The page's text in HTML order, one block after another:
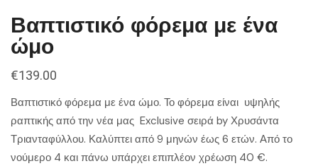
Βαπτιστικό φόρεμα με ένα
ώμο
€139.00
Βαπτιστικό φόρεμα με ένα ώμο. Το φόρεμα είναι υψηλής
ραπτικής από την νέα μας Exclusive σειρά by Χρυσάντα
Τριανταφύλλου. Καλύπτει από 9 μηνών έως 6 ετών. Από το
νούμερο 4 και πάνω υπάρχει επιπλέον χρέωση 40 €.